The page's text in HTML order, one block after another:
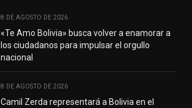
8 DE AGOSTO DE 2026
«Te Amo Bolivia» busca volver a enamorar a
los ciudadanos para impulsar el orgullo
nacional
8 DE AGOSTO DE 2026
Camil Zerda representará a Bolivia en el